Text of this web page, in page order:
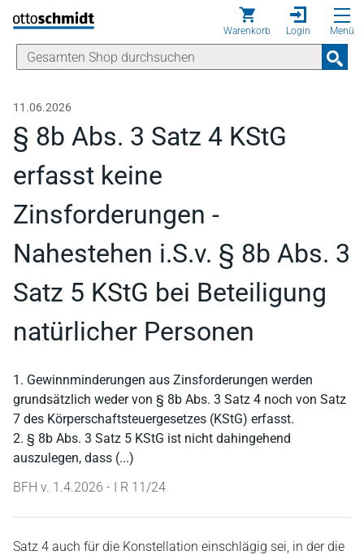
Direkt zum Inhalt
Warenkorb Login Menü
11.06.2026
§ 8b Abs. 3 Satz 4 KStG
erfasst keine
Zinsforderungen -
Nahestehen i.S.v. § 8b Abs. 3
Satz 5 KStG bei Beteiligung
natürlicher Personen
1. Gewinnminderungen aus Zinsforderungen werden
grundsätzlich weder von § 8b Abs. 3 Satz 4 noch von Satz
7 des Körperschaftsteuergesetzes (KStG) erfasst.
2. § 8b Abs. 3 Satz 5 KStG ist nicht dahingehend
auszulegen, dass (...)
BFH v. 1.4.2026 - I R 11/24
Satz 4 auch für die Konstellation einschlägig sei, in der die